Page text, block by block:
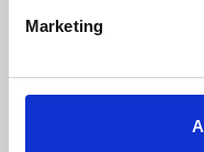
Marketing
Vochtafstotend en
Kleur: Zwart (met